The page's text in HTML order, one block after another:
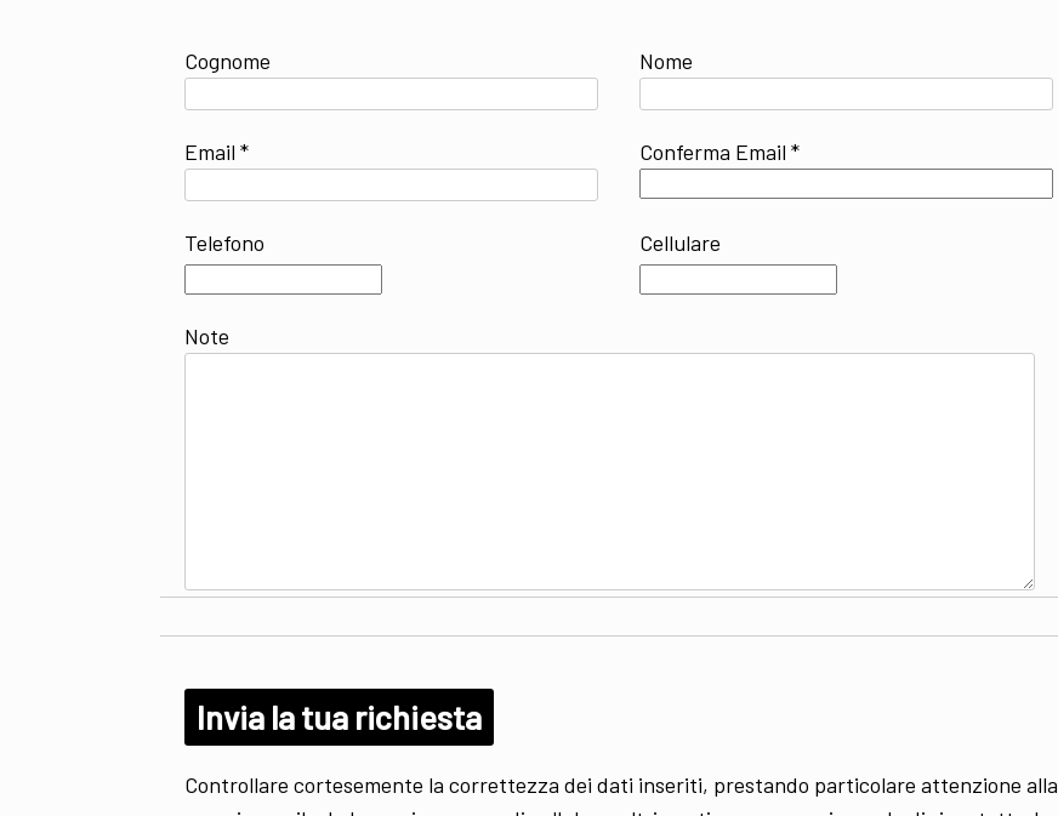
Cognome Nome
Email * Conferma Email *
Telefono Cellulare
Note
Controllare cortesemente la correttezza dei dati inseriti, prestando particolare attenzione alla